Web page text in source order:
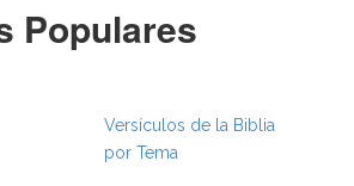
Populares
Versículos de la Biblia
por Tema